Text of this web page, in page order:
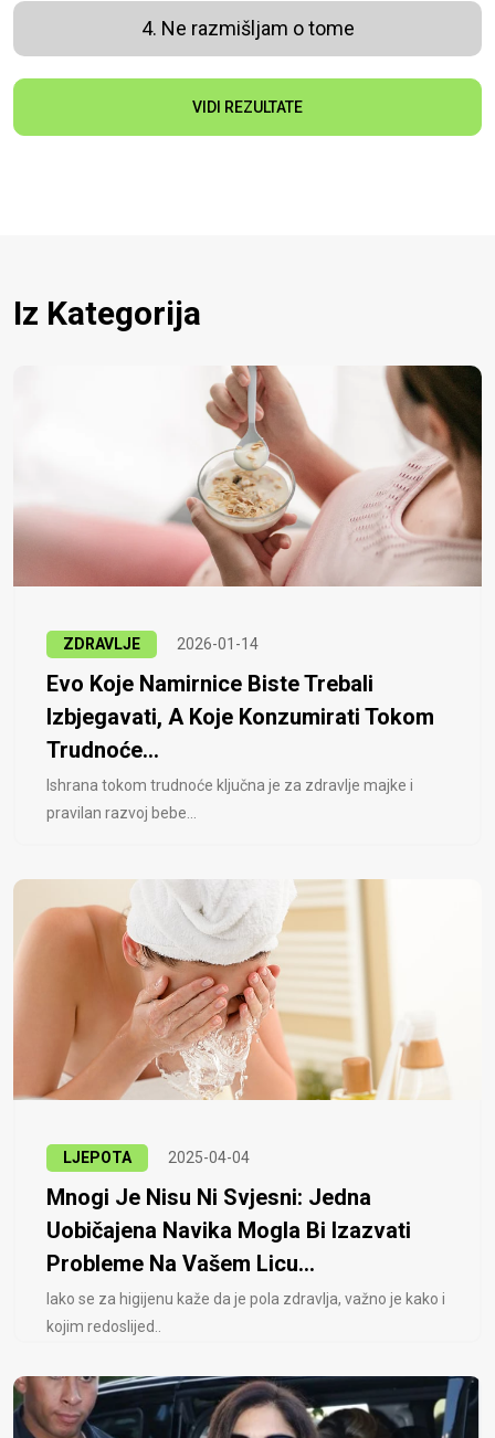
4. Ne razmišljam o tome
VIDI REZULTATE
Iz Kategorija
ZDRAVLJE 2026-01-14
Evo Koje Namirnice Biste Trebali
Izbjegavati, A Koje Konzumirati Tokom
Trudnoće...
Ishrana tokom trudnoće ključna je za zdravlje majke i
pravilan razvoj bebe...
LJEPOTA 2025-04-04
Mnogi Je Nisu Ni Svjesni: Jedna
Uobičajena Navika Mogla Bi Izazvati
Probleme Na Vašem Licu...
Iako se za higijenu kaže da je pola zdravlja, važno je kako i
kojim redoslijed..